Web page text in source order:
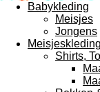
Babykleding
Meisjes
Jongens
Meisjeskleding
Shirts,